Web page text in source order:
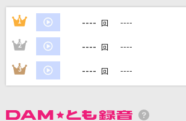
DAMに会員登録・ログインして
1 ---- 回 ----
2 ---- 回 ----
3 ---- 回 ----